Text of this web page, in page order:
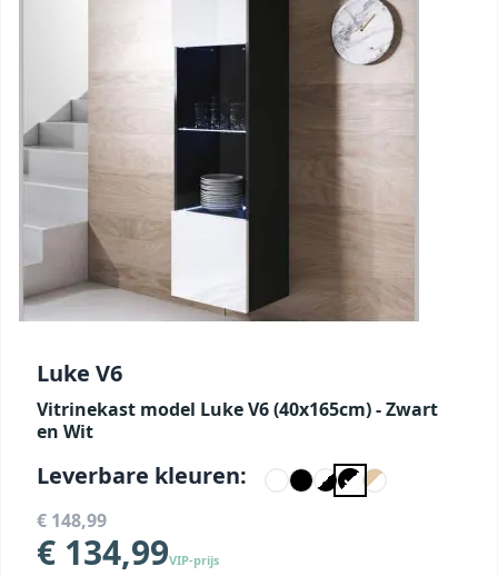
Luke V6
Vitrinekast model Luke V6 (40x165cm) - Zwart
en Wit
Leverbare kleuren:
€ 148,99
€ 134,99VIP-prijs